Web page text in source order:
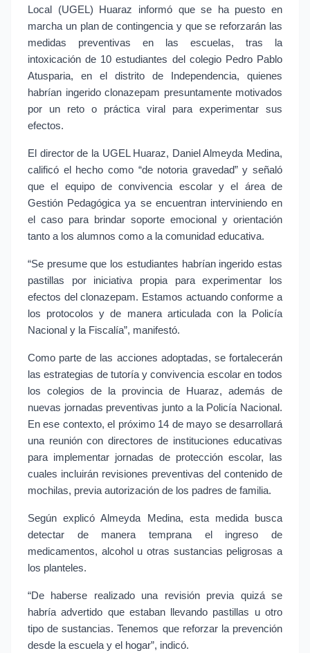
Local (UGEL) Huaraz informó que se ha puesto en
marcha un plan de contingencia y que se reforzarán las
medidas preventivas en las escuelas, tras la
intoxicación de 10 estudiantes del colegio Pedro Pablo
Atusparia, en el distrito de Independencia, quienes
habrían ingerido clonazepam presuntamente motivados
por un reto o práctica viral para experimentar sus
efectos.
El director de la UGEL Huaraz, Daniel Almeyda Medina,
calificó el hecho como “de notoria gravedad” y señaló
que el equipo de convivencia escolar y el área de
Gestión Pedagógica ya se encuentran interviniendo en
el caso para brindar soporte emocional y orientación
tanto a los alumnos como a la comunidad educativa.
“Se presume que los estudiantes habrían ingerido estas
pastillas por iniciativa propia para experimentar los
efectos del clonazepam. Estamos actuando conforme a
los protocolos y de manera articulada con la Policía
Nacional y la Fiscalía”, manifestó.
Como parte de las acciones adoptadas, se fortalecerán
las estrategias de tutoría y convivencia escolar en todos
los colegios de la provincia de Huaraz, además de
nuevas jornadas preventivas junto a la Policía Nacional.
En ese contexto, el próximo 14 de mayo se desarrollará
una reunión con directores de instituciones educativas
para implementar jornadas de protección escolar, las
cuales incluirán revisiones preventivas del contenido de
mochilas, previa autorización de los padres de familia.
Según explicó Almeyda Medina, esta medida busca
detectar de manera temprana el ingreso de
medicamentos, alcohol u otras sustancias peligrosas a
los planteles.
“De haberse realizado una revisión previa quizá se
habría advertido que estaban llevando pastillas u otro
tipo de sustancias. Tenemos que reforzar la prevención
desde la escuela y el hogar”, indicó.